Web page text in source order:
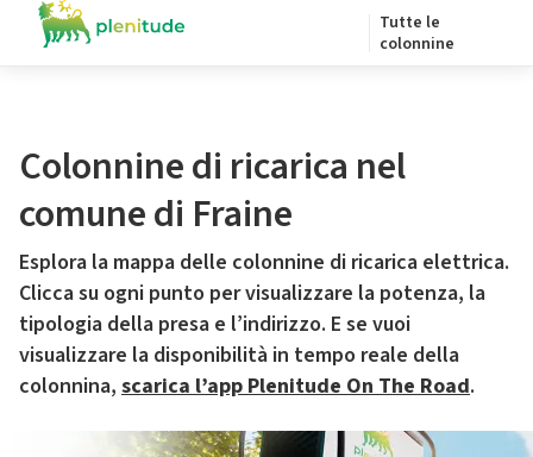
Tutte le
colonnine
Colonnine di ricarica nel
comune di Fraine
Esplora la mappa delle colonnine di ricarica elettrica.
Clicca su ogni punto per visualizzare la potenza, la
tipologia della presa e l’indirizzo. E se vuoi
visualizzare la disponibilità in tempo reale della
colonnina, scarica l’app Plenitude On The Road.